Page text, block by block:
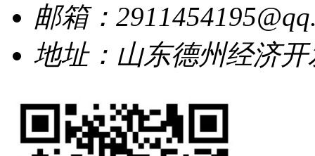
邮箱：
地址：山东德州经济